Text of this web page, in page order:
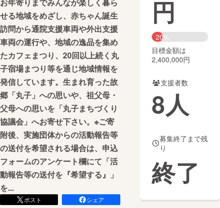
まちづくり・地域活性化
CAMPFIRE for Social Good
CAMPFIRE Creation
CAMPFIREふるさと納税machi-ya コミュニティ
せる地域をめざし、赤ちゃん誕生
訪問から通院支援車両や外出支援
車両の運行や、地域の逸品を集め
たカフェまつり、20回以上続く丸
子宿場まつり等を通じ地域情報を
発信しています。生まれ育った故
郷「丸子」への思いや、祖父母・
父母への思いを「丸子まちづくり
協議会」へお寄せ下さい。※ご寄
附後、実施団体からの活動報告等
の送付を希望される場合は、申込
フォームのアンケート欄にて「活
動報告等の送付を『希望する』」
を...
ポスト
シェア
円
20%
目標金額は
2,400,000円
支援者数
8人
募集終了まで残
り
終了